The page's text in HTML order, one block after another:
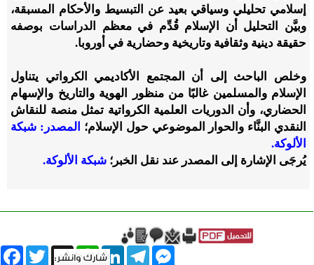
إسلامي تحليلي وسياقي بعيد عن التبسيط والأحكام المسبقة،
وبيَّن التحليل أن الإسلام قُدِّم في معظم الدراسات بوصفه
حقيقة دينية وثقافية وتاريخية وحضارية في أوروبا.
وخلص الباحث إلى أن المجتمع الأكاديمي الكرواتي يتناول
الإسلام والمسلمين غالبًا من منظور الهوية والتاريخ والإسهام
الحضاري، وأن الدوريات العلمية الكرواتية تمثل منصة للنقاش
النقدي البنَّاء والحوار الموضوعي حول الإسلام؛ المصدر: شبكة
الألوكة.
يُرجَى الإشارة إلى المصدر عند نقل الخبر؛ شبكة الألوكة.
Twitter X
WhatsAppLinkedInTelegram
Messenger